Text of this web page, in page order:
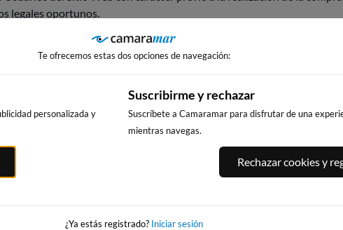
legales oportunos.
acepta estas condiciones. Por favor, léalas con atención.
que pudieran ser de aplicación al adquirir determinados
las presentes condiciones siempre que existan motivos válidos para
afecte a los contratos que se encuentren en vigor en
Te ofrecemos estas dos opciones de navegación:
personalizada y
Suscribirme y rechazar
Suscríbete a Camaramar para disfrutar de una
mientras navegas.
Rechazar cookies y
¿Ya estás registrado? Iniciar sesión